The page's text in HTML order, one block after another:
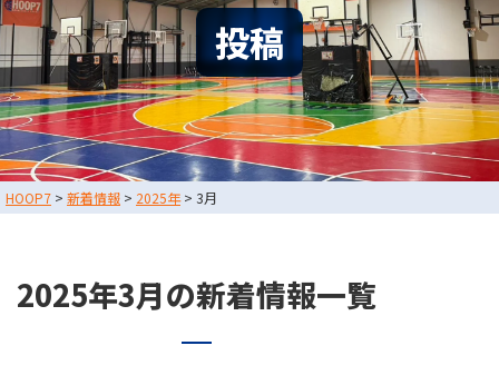
大会・イベント情報
HOOPERSスクール
バスケ×BBQ
お知らせ
スタッフブログ
お問い合わせ
利用規約
運営会社情報
採用情報
0729-65-6060
投稿
HOOP7 > 新着情報 > 2025年> 3月
2025年3月の新着情報一覧